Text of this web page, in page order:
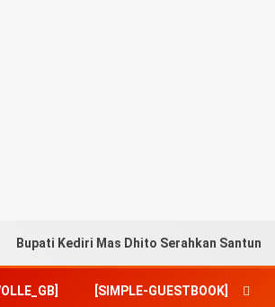
Bupati Kediri Mas Dhito Serahkan
[SIMPLE-GUESTBOOK]